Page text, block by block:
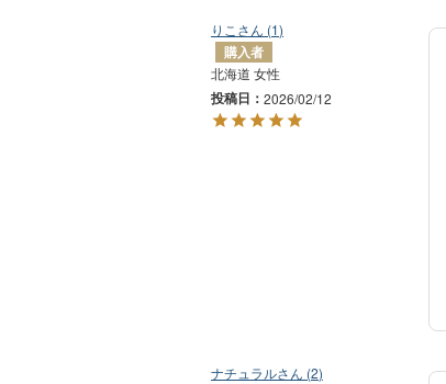
りこ 1
購入者
北海道 女性
投稿日 2026/02/12
ナチュラル 2